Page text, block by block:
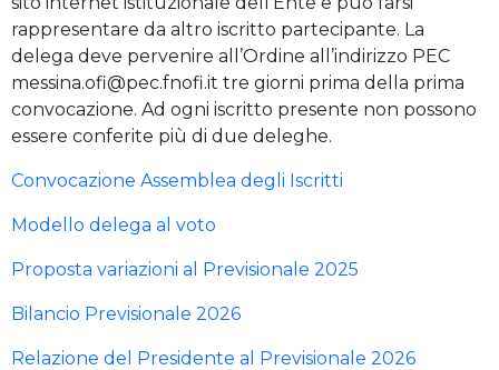
rappresentare da altro iscritto partecipante. La
delega deve pervenire all’Ordine all’indirizzo PEC
messina.ofi@pec.fnofi.it tre giorni prima della prima
convocazione. Ad ogni iscritto presente non possono
essere conferite più di due deleghe.
Convocazione Assemblea degli Iscritti
Modello delega al voto
Proposta variazioni al Previsionale 2025
Bilancio Previsionale 2026
Relazione del Presidente al Previsionale 2026